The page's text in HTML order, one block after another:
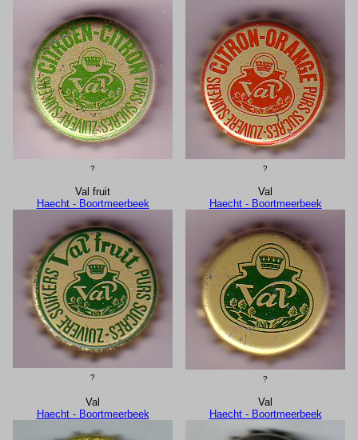
? ?
Val fruit
Haecht - Boortmeerbeek
?
Val
Haecht - Boortmeerbeek
?
Val
Haecht - Boortmeerbeek
Val
Haecht - Boortmeerbeek